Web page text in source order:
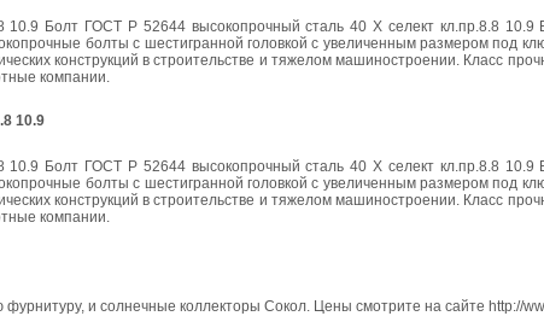
Болт ГОСТ Р 52644 высокопрочный сталь 40 Х селект кл.пр.8.8 10.9
болты с шестигранной головкой с увеличенным размером под
конструкций в строительстве и тяжелом машиностроении. Класс
компании.
10.9
Болт ГОСТ Р 52644 высокопрочный сталь 40 Х селект кл.пр.8.8 10.9
болты с шестигранной головкой с увеличенным размером под
конструкций в строительстве и тяжелом машиностроении. Класс
компании.
и солнечные коллекторы Сокол. Цены смотрите на сайте http://